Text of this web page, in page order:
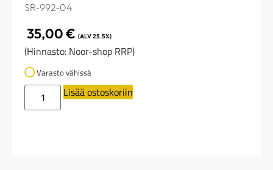
SR-992-04
35,00€ (ALV 25.5%)
(Hinnasto: Noor-shop RRP)
Varasto vähissä
Lisää ostoskoriin